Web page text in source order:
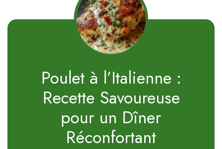
Poulet à l’Italienne :
Recette Savoureuse
pour un Dîner
Réconfortant